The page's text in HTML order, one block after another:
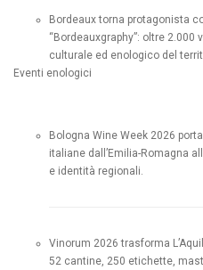
Bordeaux torna protagonista
“Bordeauxgraphy”: oltre
culturale ed enologico del
Eventi enologici
Bologna Wine Week 2026
italiane dall’Emilia-Romagna
e identità regionali.
Vinorum 2026 trasforma
52 cantine, 250 etichette,